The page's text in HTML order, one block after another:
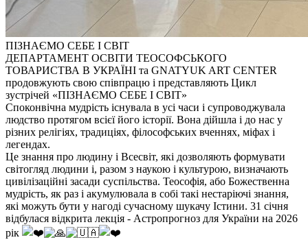
ПІЗНАЄМО СЕБЕ І СВІТ
ДЕПАРТАМЕНТ ОСВІТИ ТЕОСОФСЬКОГО
ТОВАРИСТВА В УКРАЇНІ та GNATYUK ART CENTER
продовжують свою співпрацю і представляють Цикл
зустрічей «ПІЗНАЄМО СЕБЕ І СВІТ»
Споконвічна мудрість існувала в усі часи і супроводжувала
людство протягом всієї його історії. Вона дійшла і до нас у
різних релігіях, традиціях, філософських вченнях, міфах і
легендах.
Це знання про людину і Всесвіт, які дозволяють формувати
світогляд людини і, разом з наукою і культурою, визначають
цивілізаційні засади суспільства. Теософія, або Божественна
мудрість, як раз і акумулювала в собі такі нестаріючі знання,
які можуть бути у нагоді сучасному шукачу Істини. 31 січня
відбулася відкрита лекція - Астропрогноз для України на 2026
рік